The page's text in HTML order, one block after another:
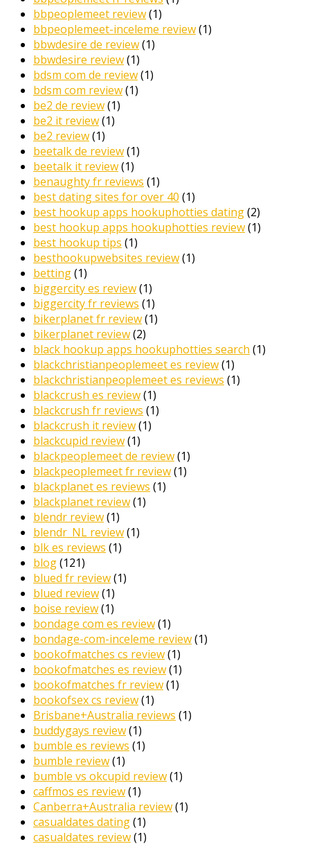
bbpeoplemeet review(1)
bbpeoplemeet-inceleme review(1)
bbwdesire de review(1)
bbwdesire review(1)
bdsm com de review(1)
bdsm com review(1)
be2 de review(1)
be2 it review(1)
be2 review(1)
beetalk de review(1)
beetalk it review(1)
benaughty fr reviews (1)
best dating sites for over 40 (1)
best hookup apps hookuphotties dating(2)
best hookup apps hookuphotties review(1)
best hookup tips (1)
besthookupwebsites review(1)
betting(1)
biggercity es review(1)
biggercity fr reviews (1)
bikerplanet fr review(1)
bikerplanet review(2)
black hookup apps hookuphotties search (1)
blackchristianpeoplemeet es review(1)
blackchristianpeoplemeet es reviews (1)
blackcrush es review(1)
blackcrush fr reviews (1)
blackcrush it review(1)
blackcupid review(1)
blackpeoplemeet de review(1)
blackpeoplemeet fr review(1)
blackplanet es reviews (1)
blackplanet review(1)
blendr review(1)
blendr_NL review(1)
blk es reviews (1)
blog(121)
blued fr review(1)
blued review(1)
boise review(1)
bondage com es review(1)
bondage-com-inceleme review(1)
bookofmatches cs review(1)
bookofmatches es review(1)
bookofmatches fr review(1)
bookofsex cs review(1)
Brisbane+Australia reviews (1)
buddygays review(1)
bumble es reviews (1)
bumble review(1)
bumble vs okcupid review(1)
caffmos es review(1)
Canberra+Australia review(1)
casualdates dating(1)
casualdates review(1)